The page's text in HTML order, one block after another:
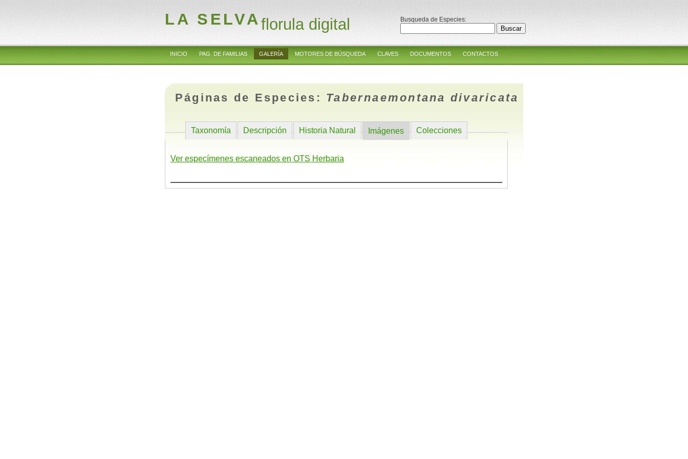
LA SELVAflorula digital Busqueda de Especies:
INICIO PAG. DE FAMILIAS GALERÍA MOTORES DE BÚSQUEDA CLAVES DOCUMENTOS CONTACTOS
Páginas de Especies: Tabernaemontana divaricata
Taxonomía Descripción Historia Natural Imágenes Colecciones
Ver especímenes escaneados en OTS Herbaria